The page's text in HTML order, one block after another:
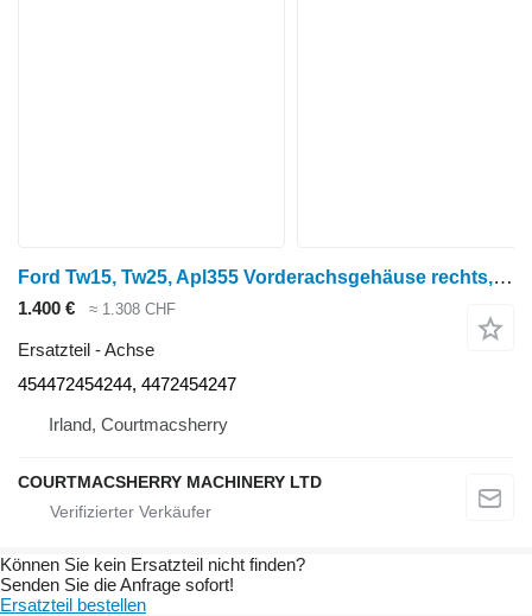
Ford Tw15, Tw25, Apl355 Vorderachsgehäuse rechts, links Zp4472354244, Zp44 454472454244 Achse für Radtraktor
1.400 € ≈ 1.308 CHF
Ersatzteil - Achse
454472454244, 4472454247
Irland, Courtmacsherry
COURTMACSHERRY MACHINERY LTD
Können Sie kein Ersatzteil nicht finden?
Senden Sie die Anfrage sofort!
Ersatzteil bestellen